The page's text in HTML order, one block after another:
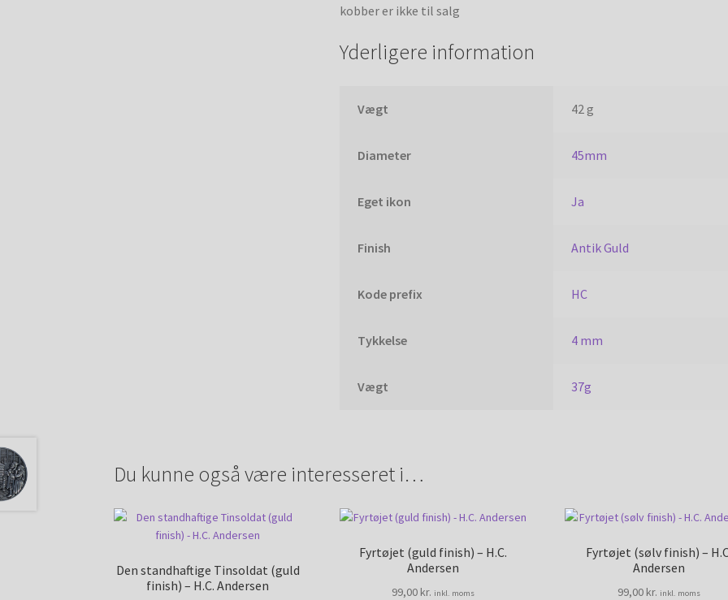
kobber er ikke til salg
Yderligere information
Vægt 42 g
Diameter 45mm
Eget ikon Ja
Finish Antik Guld
Kode prefix HC
Tykkelse 4 mm
Vægt 37g
Du kunne også være interesseret i…
Den standhaftige Tinsoldat (guld
finish) – H.C. Andersen
Fyrtøjet (guld finish) – H.C.
Andersen
99,00 kr. inkl. moms
Fyrtøjet (sølv finish) –
Andersen
99,00 kr. inkl. moms